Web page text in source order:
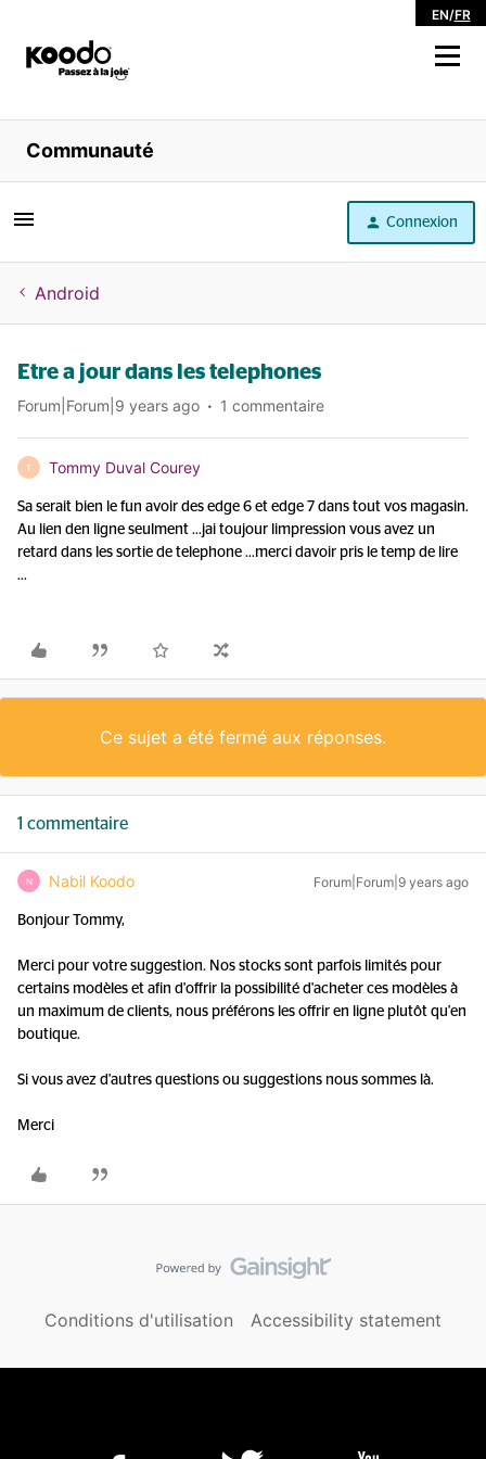
EN/FR
Magasiner
Libre service
Aide
Communauté
Connexion
Android
Etre a jour dans les telephones
Forum|Forum|9 years ago 1 commentaire
T Tommy Duval Courey
Sa serait bien le fun avoir des edge 6 et edge 7 dans tout vos magasin.
Au lien den ligne seulment ...jai toujour limpression vous avez un
retard dans les sortie de telephone ...merci davoir pris le temp de lire
...
Ce sujet a été fermé aux réponses.
1 commentaire
N Nabil Koodo Forum|Forum|9 years ago
Bonjour Tommy,
Merci pour votre suggestion. Nos stocks sont parfois limités pour
certains modèles et afin d'offrir la possibilité d'acheter ces modèles à
un maximum de clients, nous préférons les offrir en ligne plutôt qu'en
boutique.
Si vous avez d'autres questions ou suggestions nous sommes là.
Merci
Conditions d'utilisation Accessibility statement